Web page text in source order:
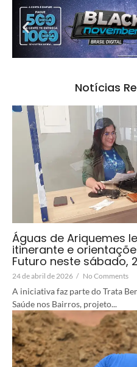
Notícias
Águas de Ariquemes
itinerante e
Futuro neste sábado,
24 de abril de 2026 / No Comments
A iniciativa faz parte do Trata
Saúde nos Bairros, projeto...